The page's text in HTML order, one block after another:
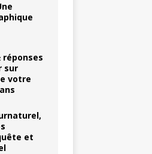
réponses
sur
votre
et